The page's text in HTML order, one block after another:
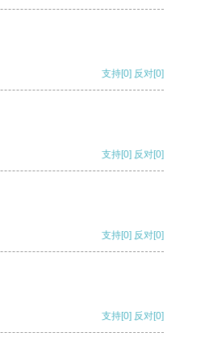
支持[0] 反对[0]
支持[0] 反对[0]
支持[0] 反对[0]
支持[0] 反对[0]